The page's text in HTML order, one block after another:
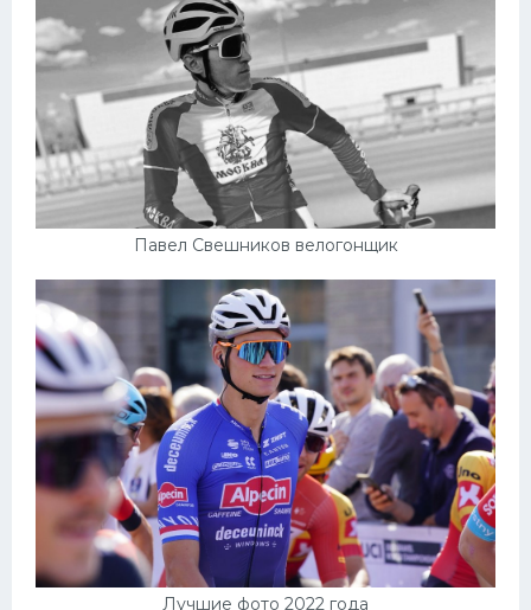
Павел Свешников велогонщик
Лучшие фото 2022 года